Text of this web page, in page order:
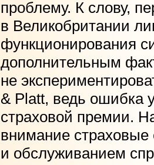
проблему. К слову,
в Великобритании
функционирования
дополнительным
не
& Platt, ведь ошибка
страховой премии.
внимание
и обслуживанием